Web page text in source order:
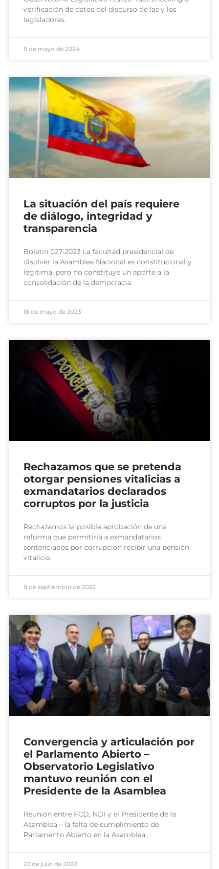
verificación de datos del discurso de las y los
legisladores.
8 de mayo de 2024
La situación del país requiere
de diálogo, integridad y
transparencia
Boletín 027-2023 La facultad presidencial de
disolver la Asamblea Nacional es constitucional y
legítima, pero no constituye un aporte a la
consolidación de la democracia
18 de mayo de 2023
Rechazamos que se pretenda
otorgar pensiones vitalicias a
exmandatarios declarados
corruptos por la justicia
Rechazamos la posible aprobación de una
reforma que permitiría a exmandatarios
sentenciados por corrupción recibir una pensión
vitalicia.
8 de septiembre de 2022
Convergencia y articulación por
el Parlamento Abierto –
Observatorio Legislativo
mantuvo reunión con el
Presidente de la Asamblea
Reunión entre FCD, NDI y el Presidente de la
Asamblea – la falta de cumplimiento de
Parlamento Abierto en la Asamblea
22 de julio de 2022